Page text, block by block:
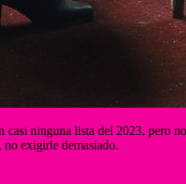
ninguna lista del 2023, pero
no exigirle demasiado.